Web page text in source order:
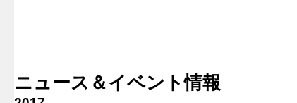
ニュース＆イベント情報